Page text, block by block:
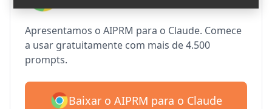
Apresentamos o AIPRM para o Claude. Comece
a usar gratuitamente com mais de 4.500
prompts.
Baixar o AIPRM para o Claude